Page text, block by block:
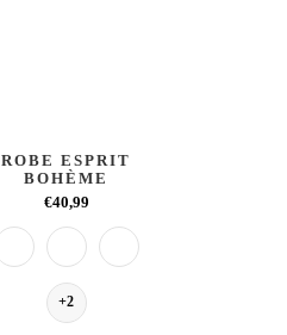
ROBE ESPRIT
BOHÈME
€40,99
+2